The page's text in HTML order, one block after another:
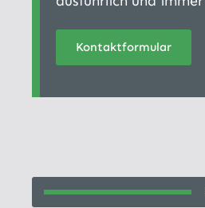
Kontaktformular